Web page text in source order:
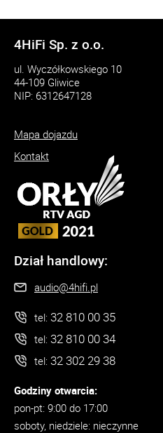
4HiFi Sp. z o.o.
ul. Wyczółkowskiego 10
44-109 Gliwice
NIP: 6312647128
Mapa dojazdu
Kontakt
Dział handlowy:
audio@4hifi.pl
tel: 32 810 00 35
tel: 32 810 00 34
tel: 32 302 29 38
Godziny otwarcia:
pon-pt: 9:00 do 17:00
soboty, niedziele: nieczynne